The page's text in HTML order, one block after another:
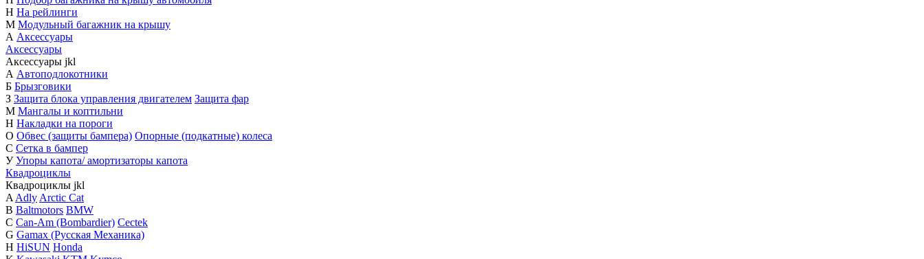
Н На рейлинги
М Модульный багажник на крышу
А Аксессуары
Аксессуары
Аксессуары jkl
А Автоподлокотники
Б Брызговики
З Защита блока управления двигателем Защита фар
М Мангалы и коптильни
Н Накладки на пороги
О Обвес (защиты бампера) Опорные (подкатные) колеса
С Сетка в бампер
У Упоры капота/ амортизаторы капота
Квадроциклы
Квадроциклы jkl
AAdlyArctic Cat
B Baltmotors BMW
C Can-Am (Bombardier) Cectek
G Gamax (Русская Механика)
H HiSUN Honda